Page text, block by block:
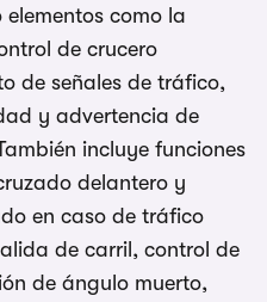
como la
de crucero
de señales de tráfico,
y advertencia de
incluye funciones
delantero y
en caso de tráfico
de carril, control de
de ángulo muerto,